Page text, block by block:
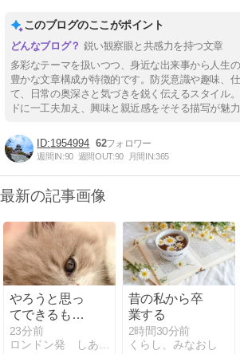
このブログのここがポイント
鋭い観察眼と共感力を持つ文章
多彩なテーマを扱いつつ、身近な出来事から人生
豊かな文章構成が特徴的です。防災意識や趣味、
て、日常の奥深さと気づきを鋭く伝えるスタイル
ドに一工夫加え、興味と親近感をそそる描写が魅力
1954994 62
週間IN:90 週間OUT:90 月間IN:365
最新の記事画像
やろうと思っ
てできるもん
じゃないｗ
23分前
ロンドン発 しあわせの見つけ方
昔の私から卒
業する
2時間30分前
くらし、みなおし